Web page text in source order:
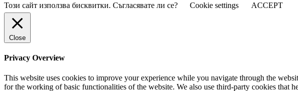
Този сайт използва бисквитки. Съгласявате ли се? Cookie settings ACCEPT
Close
Privacy Overview
This website uses cookies to improve your experience while you navigate through the
for the working of basic functionalities of the website. We also use third-party cookies that